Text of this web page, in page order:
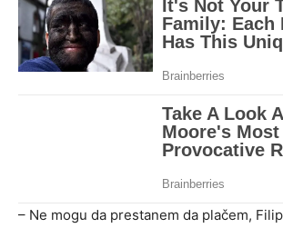
– Ne mogu da prestanem da plačem,